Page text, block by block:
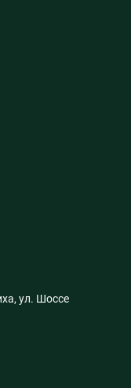
ул. Шоссе